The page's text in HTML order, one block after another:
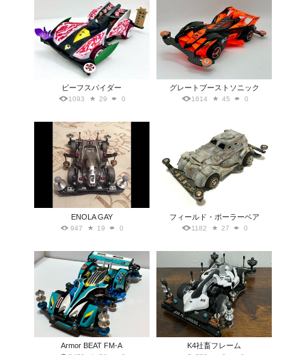
ビーフスパイダー
1093 29 0
グレートブーストソニック
1614 45 0
ENOLA GAY
947 19 0
フィールド・ポーラーベア
1182 27 0
Armor BEAT FM-A K4社畜フレーム